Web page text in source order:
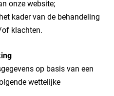
onze website;
kader van de behandeling
of klachten.
op basis van een
wettelijke